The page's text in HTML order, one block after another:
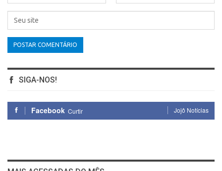
SIGA-NOS!
Facebook Curtir Jojô Notícias